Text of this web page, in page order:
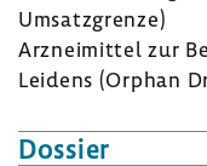
Umsatzgrenze)
Arznei­mittel zur
Leidens (Orphan
Dossier